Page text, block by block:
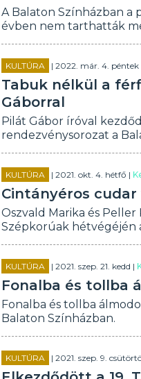
A Balaton Színházban
évben nem tarthatták
KULTÚRA | 2022. már. 4.
Tabuk nélkül a
Gáborral
Pilát Gábor íróval
rendezvénysorozat a
KULTÚRA | 2021. okt. 4. hétfő |
Cintányéros cudar
Oszvald Marika és
Szépkorúak hétvégéjén
KULTÚRA | 2021. szep. 21. kedd |
Fonalba és tollba
Fonalba és tollba
Balaton Színházban.
KULTÚRA | 2021. szep. 9.